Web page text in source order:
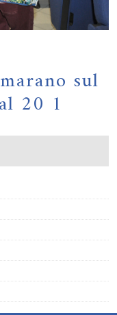
sul
20 1